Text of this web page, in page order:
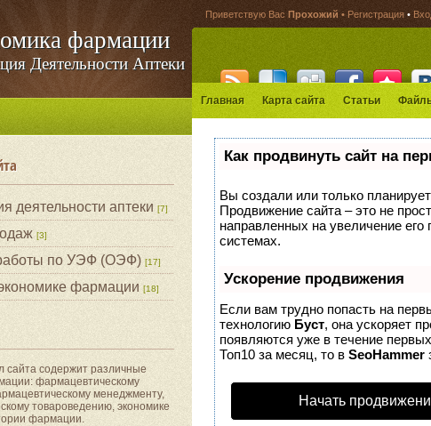
фармации
Деятельности Аптеки
деятельности аптеки [7]
[3]
по УЭФ (ОЭФ) [17]
фармации [18]
сайта содержит различные
фармацевтическому
менеджменту,
товароведению, экономике
фармации.
Приветствую Вас Прохожий • Регистрация •
Главная Карта сайта Статьи
Как продвинуть сайт на
Вы создали или только
Продвижение сайта – это не
направленных на увеличение
системах.
Ускорение продвижения
Если вам трудно попасть на
технологию Буст, она ускоряет
появляются уже в течение
Топ10 за месяц, то в SeoHammer
Начать